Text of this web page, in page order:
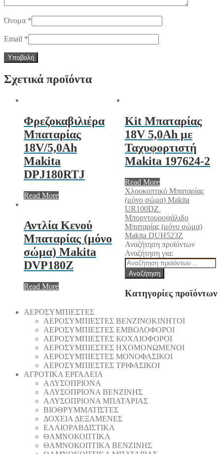
Όνομα *
Email *
Σχετικά προϊόντα
Φρεζοκαβιλιέρα
Μπαταρίας
18V/5,0Ah
Makita
DPJ180RTJ
Read More
Kit Μπαταρίας
18V 5,0Ah με
Ταχυφορτιστή
Makita 197624-2
Read More
Αντλία Κενού
Μπαταρίας (μόνο
σώμα) Makita
DVP180Z
Read More
Χλοοκοπτικό Μπαταρίας
(μόνο σώμα) Makita
UR100DZ
Μπορντουροψάλιδο
Μπαταρίας (μόνο σώμα)
Makita DUH523Z
Αναζήτηση προϊόντων
Αναζήτηση για:
Αναζήτηση
Κατηγορίες προϊόντων
AEΡΟΣΥΜΠΙΕΣΤΕΣ
AEΡΟΣΥΜΠΙΕΣΤΕΣ ΒΕΝΖΙΝΟΚΙΝΗΤΟΙ
AEΡΟΣΥΜΠΙΕΣΤΕΣ ΕΜΒΟΛΟΦΟΡΟΙ
AEΡΟΣΥΜΠΙΕΣΤΕΣ ΚΟΧΛΙΟΦΟΡΟΙ
ΑΕΡΟΣΥΜΠΙΕΣΤΕΣ ΗΧΟΜΟΝΩΜΕΝΟΙ
ΑΕΡΟΣΥΜΠΙΕΣΤΕΣ ΜΟΝΟΦΑΣΙΚΟΙ
ΑΕΡΟΣΥΜΠΙΕΣΤΕΣ ΤΡΙΦΑΣΙΚΟΙ
ΑΓΡΟΤΙΚΑ ΕΡΓΑΛΕΙΑ
AΛΥΣΟΠΡΙΟΝΑ
AΛΥΣΟΠΡΙΟΝΑ ΒΕΝΖΙΝΗΣ
AΛΥΣΟΠΡΙΟΝΑ ΜΠΑΤΑΡΙΑΣ
ΒΙΟΘΡΥΜΜΑΤΙΣΤΕΣ
ΔΟΧΕΙΑ ΔΕΞΑΜΕΝΕΣ
ΕΛΑΙΟΡΑΒΔΙΣΤΙΚΑ
ΘAΜΝΟΚΟΠΤΙΚΑ
ΘAΜΝΟΚΟΠΤΙΚΑ ΒΕΝΖΙΝΗΣ